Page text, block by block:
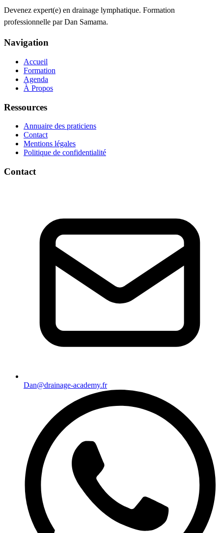
Devenez expert(e) en drainage lymphatique. Formation
professionnelle par Dan Samama.
Navigation
Accueil
Formation
Agenda
À Propos
Ressources
Annuaire des praticiens
Contact
Mentions légales
Politique de confidentialité
Contact
Dan@drainage-academy.fr